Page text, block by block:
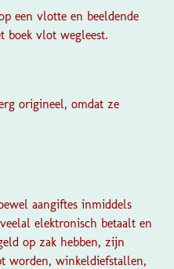
een vlotte en beeldende
boek vlot wegleest.
origineel, omdat ze
aangiftes inmiddels
elektronisch betaalt en
op zak hebben, zijn
worden, winkeldiefstallen,